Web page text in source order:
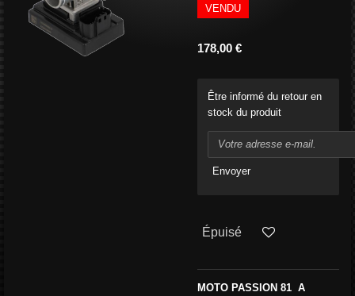
VENDU
178,00 €
Être informé du retour en
stock du produit
Envoyer
Épuisé
MOTO PASSION 81 A